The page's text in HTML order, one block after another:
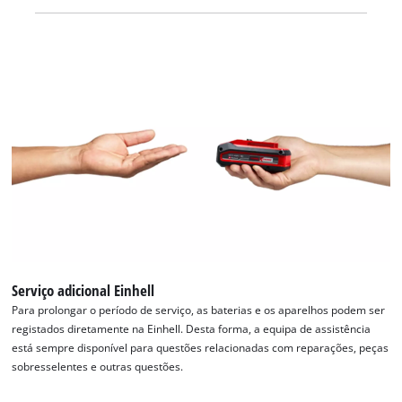
gestão ativa da bateria controlado por processo ABS
de um indicador LED de 3 níveis. Graças à sua construção, a
caixa resiste à corrosão e às influências mecânicas. O
revestimento de borracha dá à bateria uma elevada proteção
Serviço adicional Einhell
Para prolongar o período de serviço, as baterias e os aparelhos podem ser
registados diretamente na Einhell. Desta forma, a equipa de assistência
está sempre disponível para questões relacionadas com reparações, peças
sobresselentes e outras questões.